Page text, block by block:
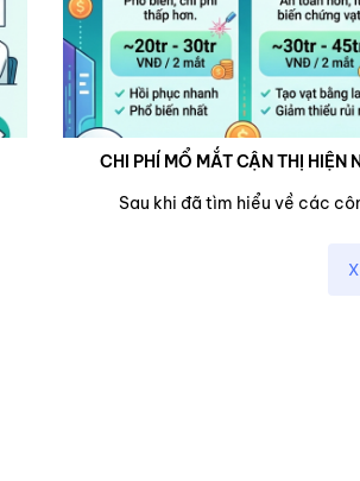
CHI PHÍ MỔ MẮT CẬN THỊ
Sau khi đã tìm hiểu về các